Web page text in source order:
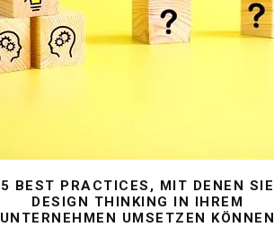
5 BEST PRACTICES, MIT DENEN SIE
DESIGN THINKING IN IHREM
UNTERNEHMEN UMSETZEN KÖNNEN